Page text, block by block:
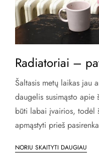
Radiatoriai –
Šaltasis metų laikas jau
daugelis susimąsto
būti labai įvairios, todėl
apmąstyti prieš
NORIU SKAITYTI DAUGIAU